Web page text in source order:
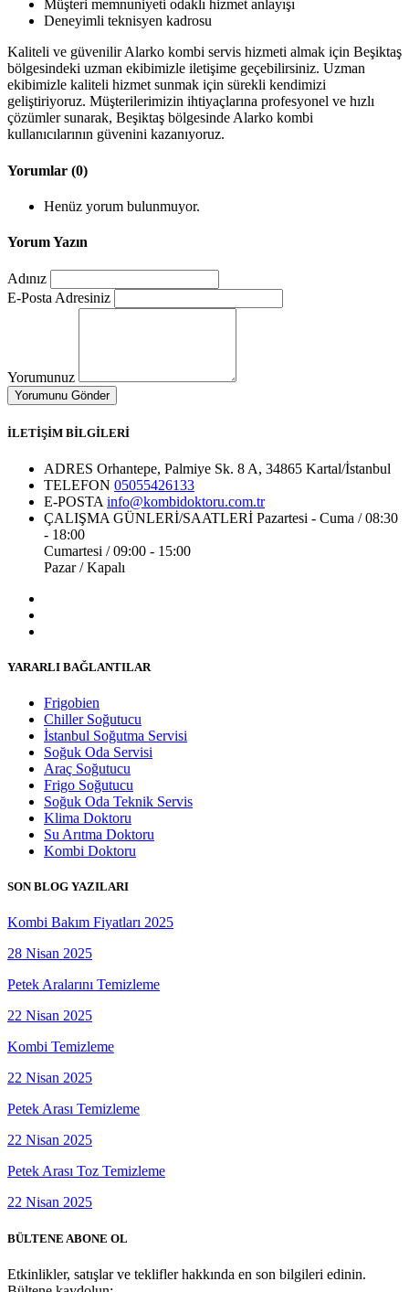
Müşteri memnuniyeti odaklı hizmet anlayışı
Deneyimli teknisyen kadrosu
Kaliteli ve güvenilir Alarko kombi servis hizmeti almak için Beşiktaş
bölgesindeki uzman ekibimizle iletişime geçebilirsiniz. Uzman
ekibimizle kaliteli hizmet sunmak için sürekli kendimizi
geliştiriyoruz. Müşterilerimizin ihtiyaçlarına profesyonel ve hızlı
çözümler sunarak, Beşiktaş bölgesinde Alarko kombi
kullanıcılarının güvenini kazanıyoruz.
Yorumlar (0)
Henüz yorum bulunmuyor.
Yorum Yazın
Adınız
E-Posta Adresiniz
Yorumunuz
İLETİŞİM BİLGİLERİ
ADRES Orhantepe, Palmiye Sk. 8 A, 34865 Kartal/İstanbul
TELEFON 05055426133
E-POSTA info@kombidoktoru.com.tr
ÇALIŞMA GÜNLERİ/SAATLERİ Pazartesi - Cuma / 08:30
- 18:00
Cumartesi / 09:00 - 15:00
Pazar / Kapalı
YARARLI BAĞLANTILAR
Frigobien
Chiller Soğutucu
İstanbul Soğutma Servisi
Soğuk Oda Servisi
Araç Soğutucu
Frigo Soğutucu
Soğuk Oda Teknik Servis
Klima Doktoru
Su Arıtma Doktoru
Kombi Doktoru
SON BLOG YAZILARI
Kombi Bakım Fiyatları 2025
28 Nisan 2025
Petek Aralarını Temizleme
22 Nisan 2025
Kombi Temizleme
22 Nisan 2025
Petek Arası Temizleme
22 Nisan 2025
Petek Arası Toz Temizleme
22 Nisan 2025
BÜLTENE ABONE OL
Etkinlikler, satışlar ve teklifler hakkında en son bilgileri edinin.